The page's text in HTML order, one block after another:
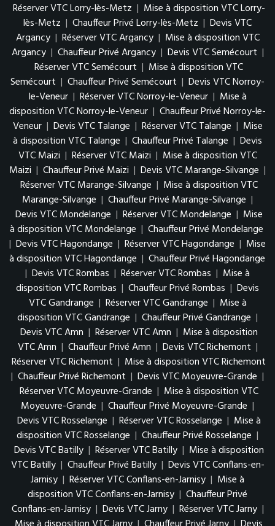
Réserver VTC Lorry-lès-Metz | Mise à disposition VTC Lorry-
lès-Metz | Chauffeur Privé Lorry-lès-Metz | Devis VTC
Argancy | Réserver VTC Argancy | Mise à disposition VTC
Argancy | Chauffeur Privé Argancy | Devis VTC Semécourt |
Réserver VTC Semécourt | Mise à disposition VTC
Semécourt | Chauffeur Privé Semécourt | Devis VTC Norroy-
le-Veneur | Réserver VTC Norroy-le-Veneur | Mise à
disposition VTC Norroy-le-Veneur | Chauffeur Privé Norroy-le-
Veneur | Devis VTC Talange | Réserver VTC Talange | Mise
à disposition VTC Talange | Chauffeur Privé Talange | Devis
VTC Maizi | Réserver VTC Maizi | Mise à disposition VTC
Maizi | Chauffeur Privé Maizi | Devis VTC Marange-Silvange |
Réserver VTC Marange-Silvange | Mise à disposition VTC
Marange-Silvange | Chauffeur Privé Marange-Silvange |
Devis VTC Mondelange | Réserver VTC Mondelange | Mise
à disposition VTC Mondelange | Chauffeur Privé Mondelange
| Devis VTC Hagondange | Réserver VTC Hagondange | Mise
à disposition VTC Hagondange | Chauffeur Privé Hagondange
| Devis VTC Rombas | Réserver VTC Rombas | Mise à
disposition VTC Rombas | Chauffeur Privé Rombas | Devis
VTC Gandrange | Réserver VTC Gandrange | Mise à
disposition VTC Gandrange | Chauffeur Privé Gandrange |
Devis VTC Amn | Réserver VTC Amn | Mise à disposition
VTC Amn | Chauffeur Privé Amn | Devis VTC Richemont |
Réserver VTC Richemont | Mise à disposition VTC Richemont
| Chauffeur Privé Richemont | Devis VTC Moyeuvre-Grande |
Réserver VTC Moyeuvre-Grande | Mise à disposition VTC
Moyeuvre-Grande | Chauffeur Privé Moyeuvre-Grande |
Devis VTC Rosselange | Réserver VTC Rosselange | Mise à
disposition VTC Rosselange | Chauffeur Privé Rosselange |
Devis VTC Batilly | Réserver VTC Batilly | Mise à disposition
VTC Batilly | Chauffeur Privé Batilly | Devis VTC Conflans-en-
Jarnisy | Réserver VTC Conflans-en-Jarnisy | Mise à
disposition VTC Conflans-en-Jarnisy | Chauffeur Privé
Conflans-en-Jarnisy | Devis VTC Jarny | Réserver VTC Jarny |